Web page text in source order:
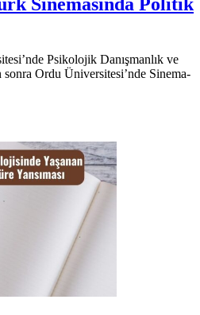
Sinemasında Politik
Psikolojik Danışmanlık ve
Ordu Üniversitesi’nde Sinema-